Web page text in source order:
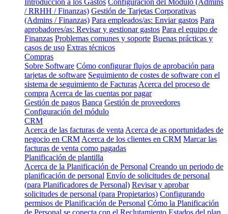
/ RRHH / Finanzas) Gestión de Tarjetas Corporativas
(Admins / Finanzas) Para empleados/as: Enviar gastos Para
aprobadores/as: Revisar y gestionar gastos Para el equipo de
Finanzas Problemas comunes y soporte Buenas prácticas y
casos de uso Extras técnicos
Compras
Sobre Software Cómo configurar flujos de aprobación para
tarjetas de software Seguimiento de costes de software con el
sistema de seguimiento de Facturas Acerca del proceso de
compra Acerca de las cuentas por pagar
Gestión de pagos Banca Gestión de proveedores
Configuración del módulo
CRM
Acerca de las facturas de venta Acerca de as oportunidades de
negocio en CRM Acerca de los clientes en CRM Marcar las
facturas de venta como pagadas
Planificación de plantilla
Acerca de la Planificación de Personal Creando un periodo de
planificación de personal Envío de solicitudes de personal
(para Planificadores de Personal) Revisar y aprobar
solicitudes de personal (para Propietarios) Configurando
permisos de Planificación de Personal Cómo la Planificación
de Personal se conecta con el Reclutamiento Estados del plan